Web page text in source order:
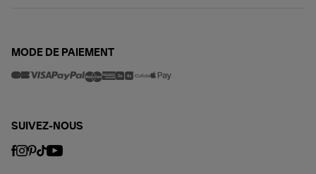
MODE DE PAIEMENT
SUIVEZ-NOUS